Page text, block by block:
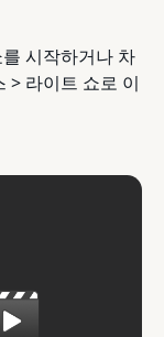
시작하거나 차
> 라이트 쇼로 이